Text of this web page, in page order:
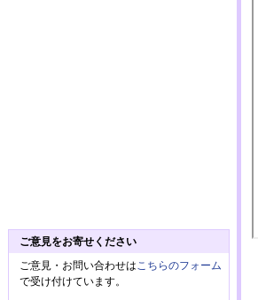
ご意見をお寄せください
ご意見・お問い合わせは こちらのフォーム
で受け付けています。